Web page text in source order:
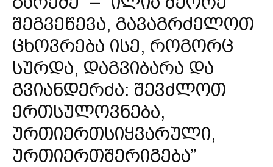
შეგვეწევა, გავაგრძელოთ
ცხოვრება ისე, როგორც
სურდა, დაგვიბარა და
გვიანდერძა: შევძლოთ
ერთსულოვნება,
ურთიერთსიყვარული,
ურთიერთშერიგება”